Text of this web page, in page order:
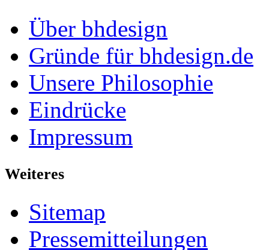
Über bhdesign
Gründe für bhdesign.de
Unsere Philosophie
Eindrücke
Impressum
Weiteres
Sitemap
Pressemitteilungen